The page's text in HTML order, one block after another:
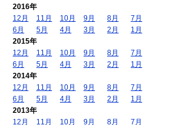
2016年
12月
11月 10月 9月 8月
7月
6月
5月 4月 3月 2月
1月
2015年
12月
11月 10月 9月 8月
7月
6月
5月 4月 3月 2月
1月
2014年
12月
11月 10月 9月 8月
7月
6月
5月 4月 3月 2月
1月
2013年
12月
11月 10月 9月 8月 7月